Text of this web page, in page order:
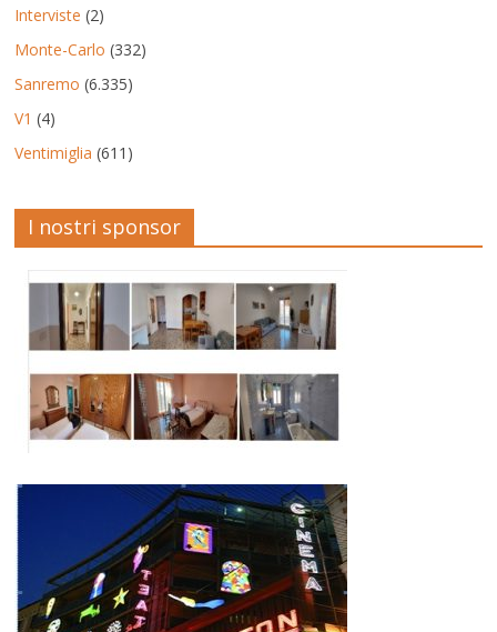
Interviste (2)
Monte-Carlo (332)
Sanremo (6.335)
V1 (4)
Ventimiglia (611)
I nostri sponsor